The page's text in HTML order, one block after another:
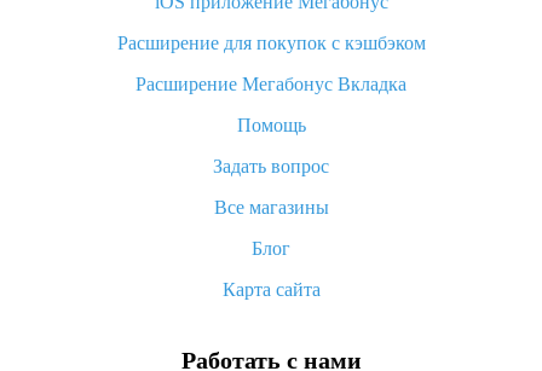
Что такое баллы на Алиэкспресс, как их получить и
«AliExpress Standard Shipping»: что это за метод доставки и
как его отслеживать
Как покупать оптом на Алиэкспресс
Что делать, если не пришел товар с Алиэкспресс
возврата денег
Расширение для покупок с кэшбэком
Расширение Мегабонус Вкладка
Помощь
Задать вопрос
Все магазины
Блог
Карта сайта
Работать с нами